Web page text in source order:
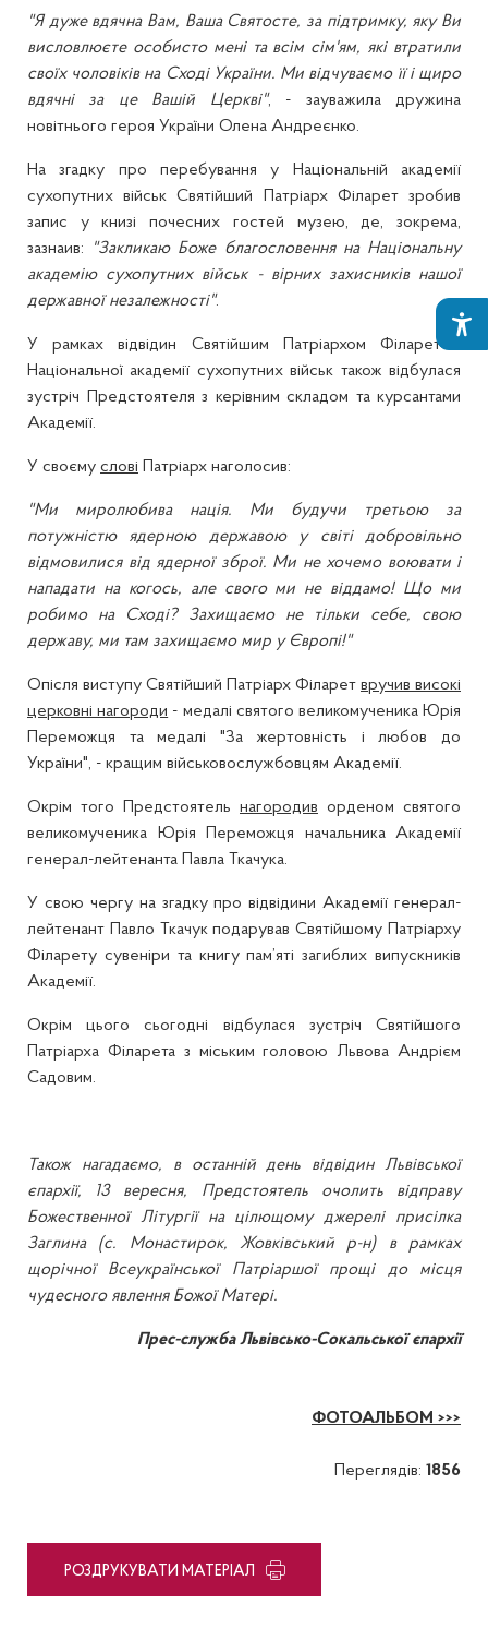
"Я дуже вдячна Вам, Ваша Святосте, за підтримку, яку Ви
висловлюєте особисто мені та всім сім'ям, які втратили
своїх чоловіків на Сході України. Ми відчуваємо її і щиро
вдячні за це Вашій Церкві", - зауважила дружина
новітнього героя України Олена Андреєнко.
На згадку про перебування у Національній академії
сухопутних військ Святійший Патріарх Філарет зробив
запис у книзі почесних гостей музею, де, зокрема,
зазнаив:
"Закликаю Боже благословення на Національну
академію сухопутних військ - вірних захисників нашої
державної незалежності".
У рамках відвідин Святійшим Патріархом Філаретом
Національної академії сухопутних військ також відбулася
зустріч Предстоятеля з керівним складом та курсантами
Академії.
У своєму слові Патріарх наголосив:
"Ми миролюбива нація. Ми будучи третьою за
потужністю ядерною державою у світі добровільно
відмовилися від ядерної зброї. Ми не хочемо воювати і
нападати на когось, але свого ми не віддамо! Що ми
робимо на Сході? Захищаємо не тільки себе, свою
державу, ми там захищаємо мир у Європі!"
Опісля виступу Святійший Патріарх Філарет вручив високі
церковні нагороди - медалі святого великомученика Юрія
Переможця та медалі "За жертовність і любов до
України", - кращим військовослужбовцям Академії.
Окрім того Предстоятель нагородив орденом святого
великомученика Юрія Переможця начальника Академії
генерал-лейтенанта Павла Ткачука.
У свою чергу на згадку про відвідини Академії генерал-
лейтенант Павло Ткачук подарував Святійшому Патріарху
Філарету сувеніри та книгу пам’яті загиблих випускників
Академії.
Окрім цього сьогодні відбулася зустріч Святійшого
Патріарха Філарета з міським головою Львова Андрієм
Садовим.
Також нагадаємо, в останній день відвідин Львівської
єпархії, 13 вересня, Предстоятель очолить відправу
Божественної Літургії на цілющому джерелі присілка
Заглина (с. Монастирок, Жовківський р-н) в рамках
щорічної Всеукраїнської Патріаршої прощі до місця
чудесного явлення Божої Матері.
Прес-служба Львівсько-Сокальської єпархії
ФОТОАЛЬБОМ >>>
Переглядів: 1856
PОЗДРУКУВАТИ МАТЕРІАЛ